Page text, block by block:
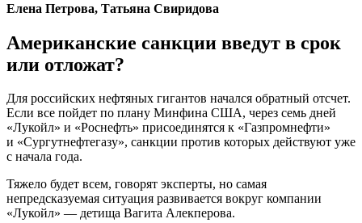
Елена Петрова, Татьяна Свиридова
Американские санкции введут в срок
или отложат?
Для российских нефтяных гигантов начался обратный отсчет.
Если все пойдет по плану Минфина США, через семь дней
«Лукойл» и «Роснефть» присоединятся к «Газпромнефти»
и «Сургутнефтегазу», санкции против которых действуют уже
с начала года.
Тяжело будет всем, говорят эксперты, но самая
непредсказуемая ситуация развивается вокруг компании
«Лукойл» — детища Вагита Алекперова.